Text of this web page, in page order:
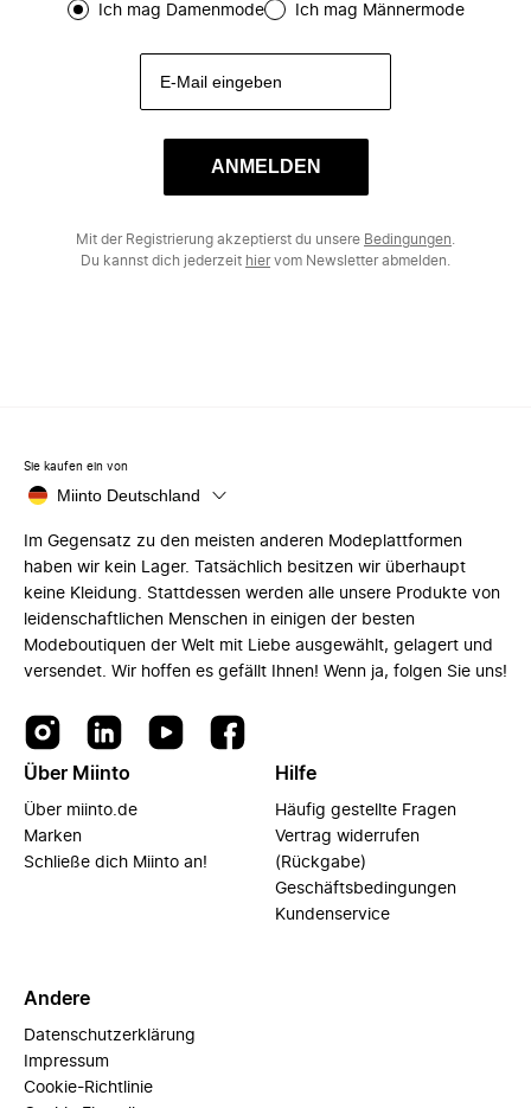
Ich mag Damenmode Ich mag Männermode
ANMELDEN
Mit der Registrierung akzeptierst du unsere Bedingungen
Du kannst dich jederzeit hiervom Newsletter abmelden.
Sie kaufen ein von
Miinto Deutschland
Im Gegensatz zu den meisten anderen Modeplattformen
haben wir kein Lager. Tatsächlich besitzen wir überhaupt
keine Kleidung. Stattdessen werden alle unsere Produkte von
leidenschaftlichen Menschen in einigen der besten
Modeboutiquen der Welt mit Liebe ausgewählt, gelagert und
versendet. Wir hoffen es gefällt Ihnen! Wenn ja, folgen Sie uns!
Über Miinto
Über miinto.de
Marken
Schließe dich Miinto an!
Hilfe
Häufig gestellte Fragen
Vertrag widerrufen
(Rückgabe)
Geschäftsbedingungen
Kundenservice
Andere
Datenschutzerklärung
Impressum
Cookie-Richtlinie